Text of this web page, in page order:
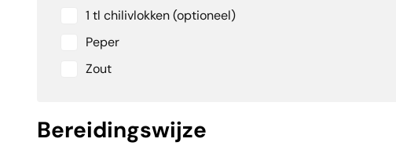
1 tl chilivlokken (optioneel)
Peper
Zout
Bereidingswijze